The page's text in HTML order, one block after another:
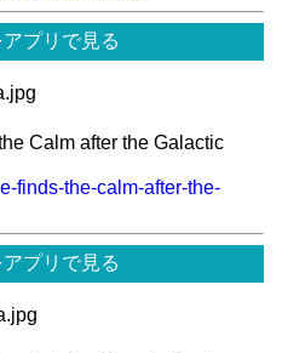
アプリで見る
Calm after the Galactic
finds-the-calm-after-the-
アプリで見る